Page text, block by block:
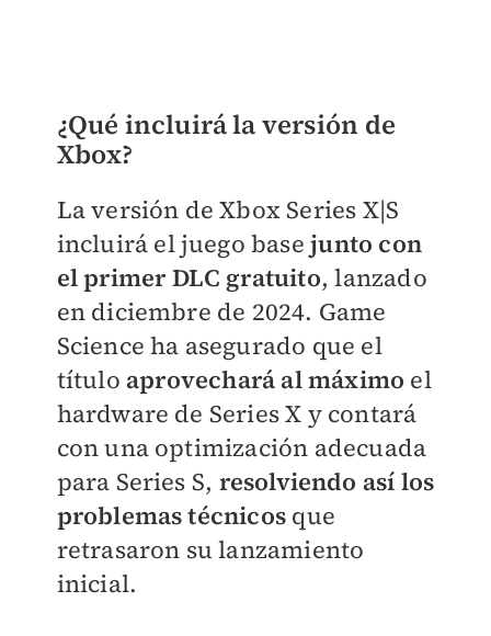
¿Qué incluirá la versión de
Xbox?
La versión de Xbox Series X|S
incluirá el juego basejunto con
el primer DLC gratuito, lanzado
en diciembre de 2024. Game
Science ha asegurado que el
título aprovechará al máximo el
hardware de Series X y contará
con una optimización adecuada
para Series S, resolviendo así los
problemas técnicos que
retrasaron su lanzamiento
inicial.